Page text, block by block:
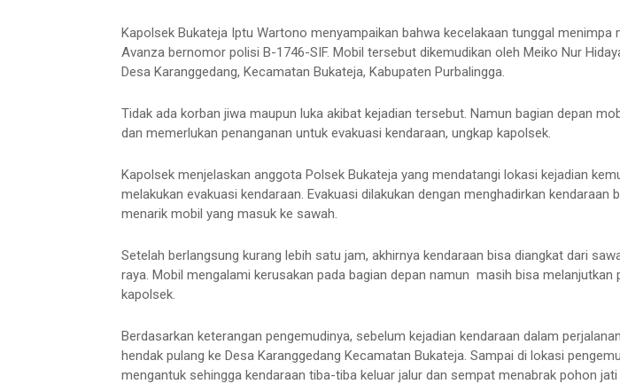
Kapolsek Bukateja Iptu Wartono menyampaikan bahwa kecelakaan tunggal menimpa
Avanza bernomor polisi B-1746-SIF. Mobil tersebut dikemudikan oleh Meiko Nur
Desa Karanggedang, Kecamatan Bukateja, Kabupaten Purbalingga.
Tidak ada korban jiwa maupun luka akibat kejadian tersebut. Namun bagian depan
dan memerlukan penanganan untuk evakuasi kendaraan, ungkap kapolsek.
Kapolsek menjelaskan anggota Polsek Bukateja yang mendatangi lokasi kejadian
melakukan evakuasi kendaraan. Evakuasi dilakukan dengan menghadirkan kendaraan
menarik mobil yang masuk ke sawah.
Setelah berlangsung kurang lebih satu jam, akhirnya kendaraan bisa diangkat dari
raya. Mobil mengalami kerusakan pada bagian depan namun masih bisa melanjutkan
kapolsek.
Berdasarkan keterangan pengemudinya, sebelum kejadian kendaraan dalam
hendak pulang ke Desa Karanggedang Kecamatan Bukateja. Sampai di lokasi
mengantuk sehingga kendaraan tiba-tiba keluar jalur dan sempat menabrak pohon